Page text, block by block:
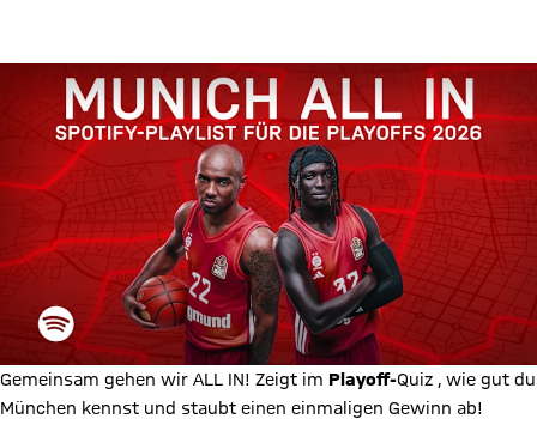
Gemeinsam gehen wir ALL IN! Zeigt im Playoff-Quiz , wie gut du
München kennst und staubt einen einmaligen Gewinn ab!